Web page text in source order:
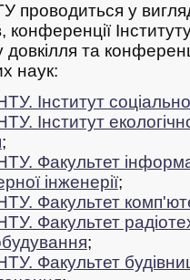
у
конференції
довкілля та
наук:
Інститут
Інститут
;
Факультет
інженерії;
Факультет
Факультет
;
Факультет